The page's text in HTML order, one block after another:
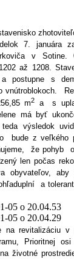
7. januára
v Sotine.
až 1208.
postupne s
m2
a s
má byť
výsledok
bude z veľkého
že pohyb
len počas
obyvateľov, aby
a
na revitalizáciu v
Prioritnej
životné